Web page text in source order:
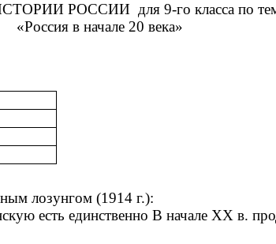
РОССИИ для 9-го класса по
«Россия в начале 20 века»
лозунгом (1914 г.):
есть единственно В начале ХХ в.